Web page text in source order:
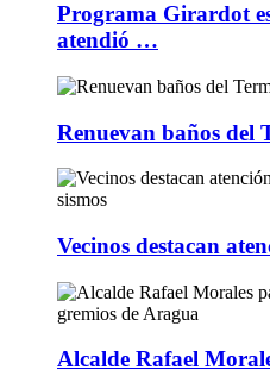
Programa Girardot
atendió …
Renuevan baños del
Vecinos destacan
Alcalde Rafael